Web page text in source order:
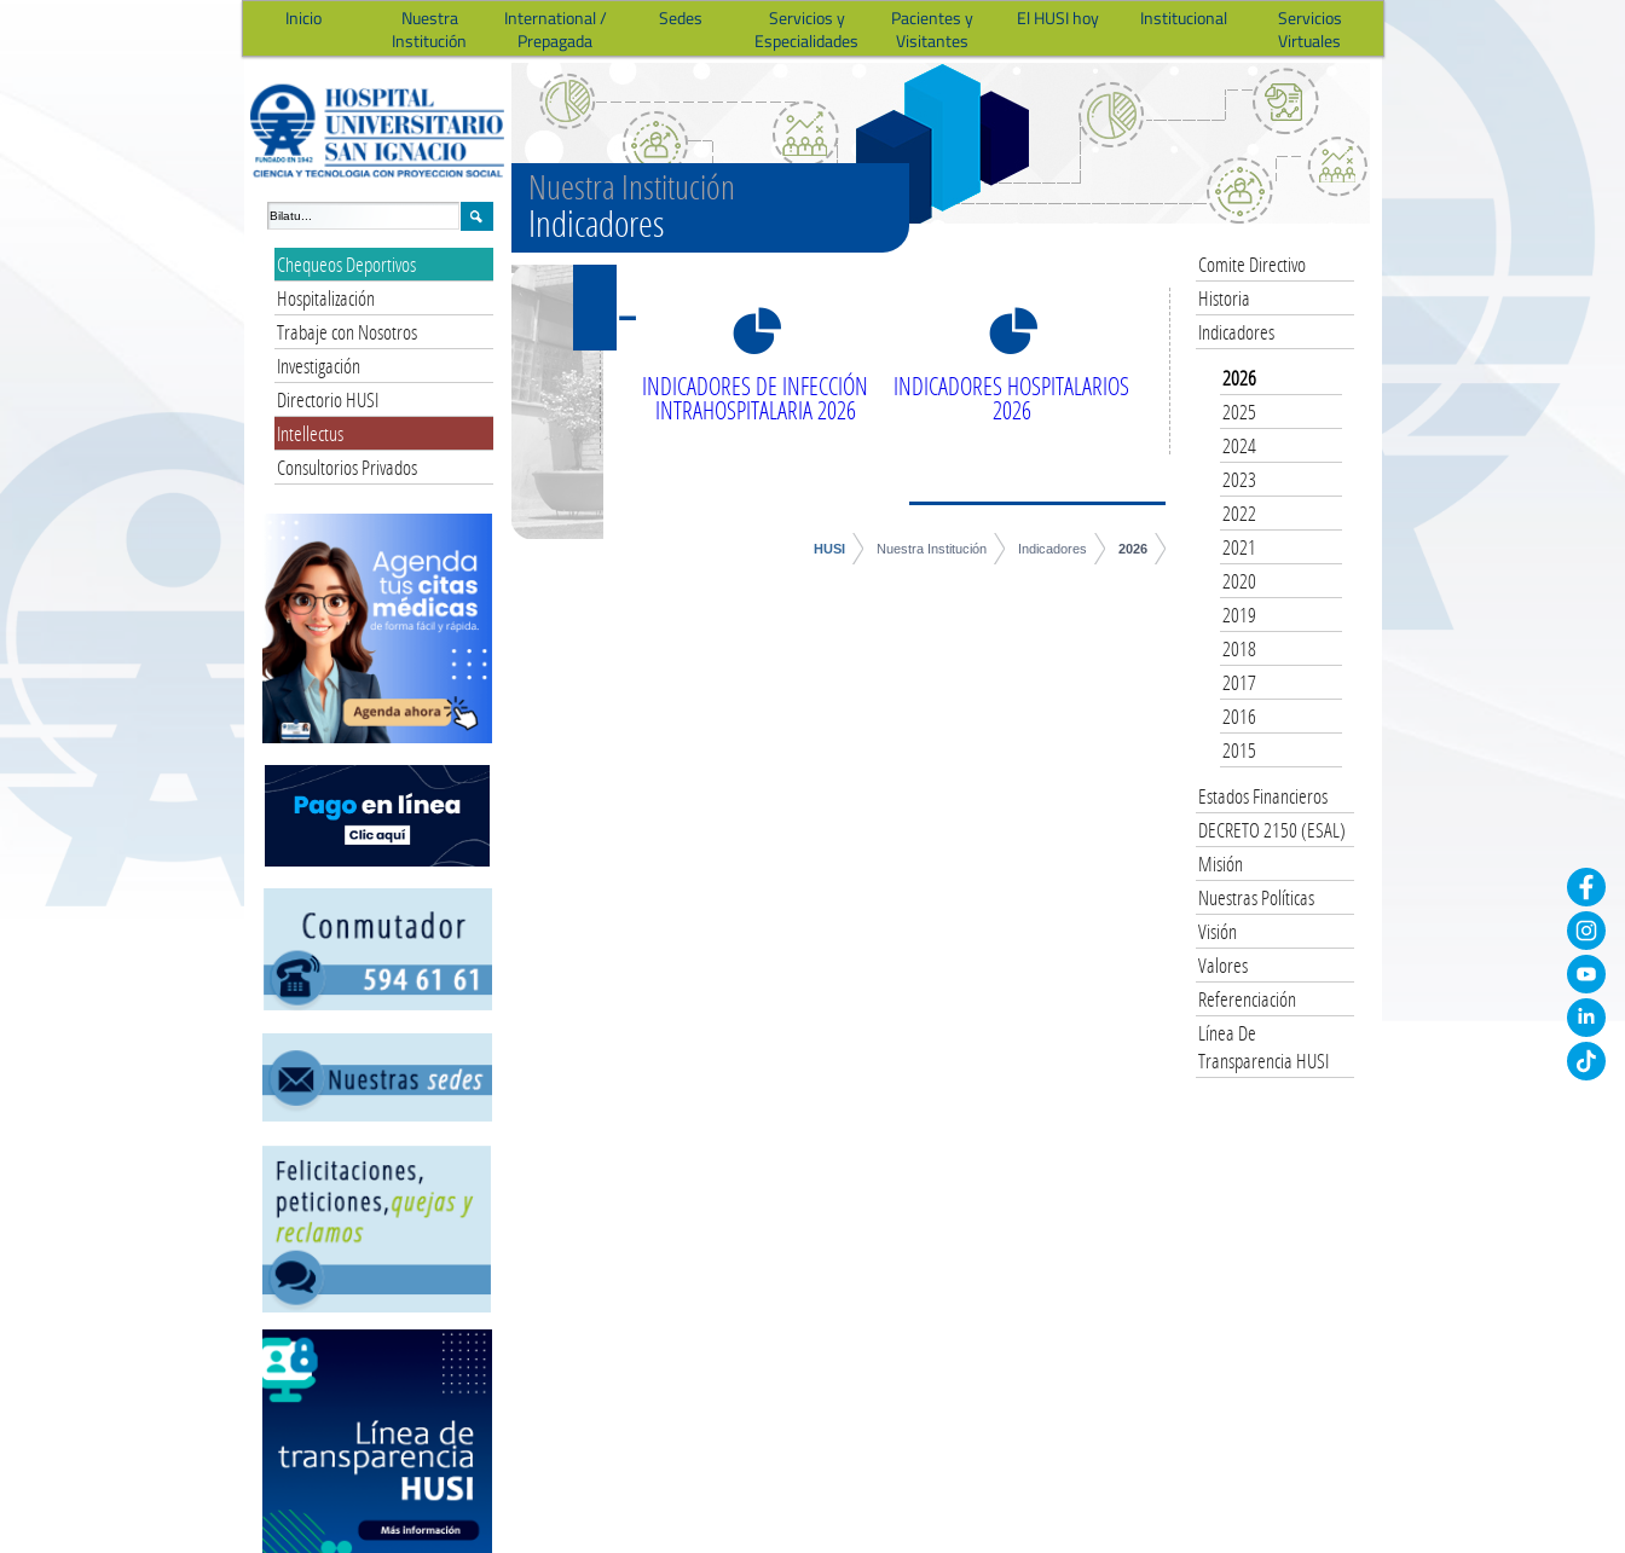
Inicio
Nuestra
Institución
International /
Prepagada
Sedes
Servicios y
Especialidades
Pacientes y
Visitantes
El HUSI hoy Institucional
Servicios
Virtuales
Chequeos Deportivos
Hospitalización
Trabaje con Nosotros
Investigación
Directorio HUSI
Intellectus
Consultorios Privados
Nuestra Institución
Indicadores
8
INDICADORES DE INFECCIÓN
INTRAHOSPITALARIA 2026
8
INDICADORES HOSPITALARIOS
2026
HUSI Nuestra Institución Indicadores 2026
Comite Directivo
Historia
Indicadores
2026
2025
2024
2023
2022
2021
2020
2019
2018
2017
2016
2015
Estados Financieros
DECRETO 2150 (ESAL)
Misión
Nuestras Políticas
Visión
Valores
Referenciación
Línea De
Transparencia HUSI